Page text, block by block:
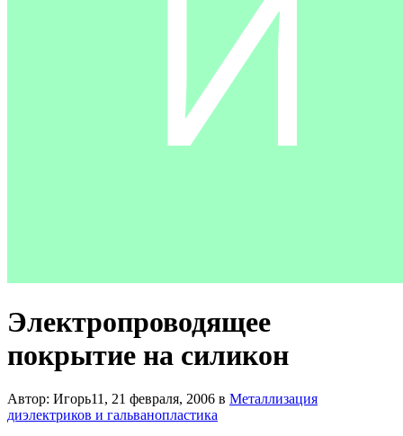
Электропроводящее
покрытие на силикон
Автор: Игорь11, 21 февраля, 2006 в Металлизация
диэлектриков и гальванопластика